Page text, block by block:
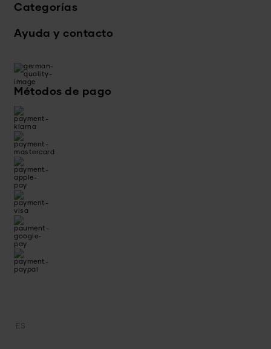
Categorías
Ayuda y contacto
Métodos de pago
ES